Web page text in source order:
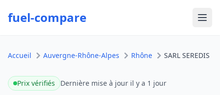
fuel-compare
Accueil Auvergne-Rhône-Alpes Rhône SARL SEREDIS
Prix vérifiés Dernière mise à jour il y a 1 jour